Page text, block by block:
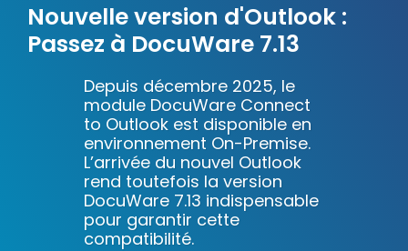
Nouvelle version d'Outlook :
Passez à DocuWare 7.13
Depuis décembre 2025, le
module DocuWare Connect
to Outlook est disponible en
environnement On-Premise.
L’arrivée du nouvel Outlook
rend toutefois la version
DocuWare 7.13 indispensable
pour garantir cette
compatibilité.